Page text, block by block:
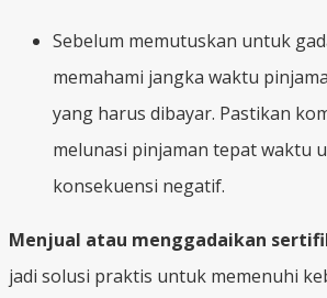
Sebelum memutuskan untuk
memahami jangka waktu
yang harus dibayar. Pastikan
melunasi pinjaman tepat waktu
konsekuensi negatif.
Menjual atau menggadaikan
jadi solusi praktis untuk memenuhi